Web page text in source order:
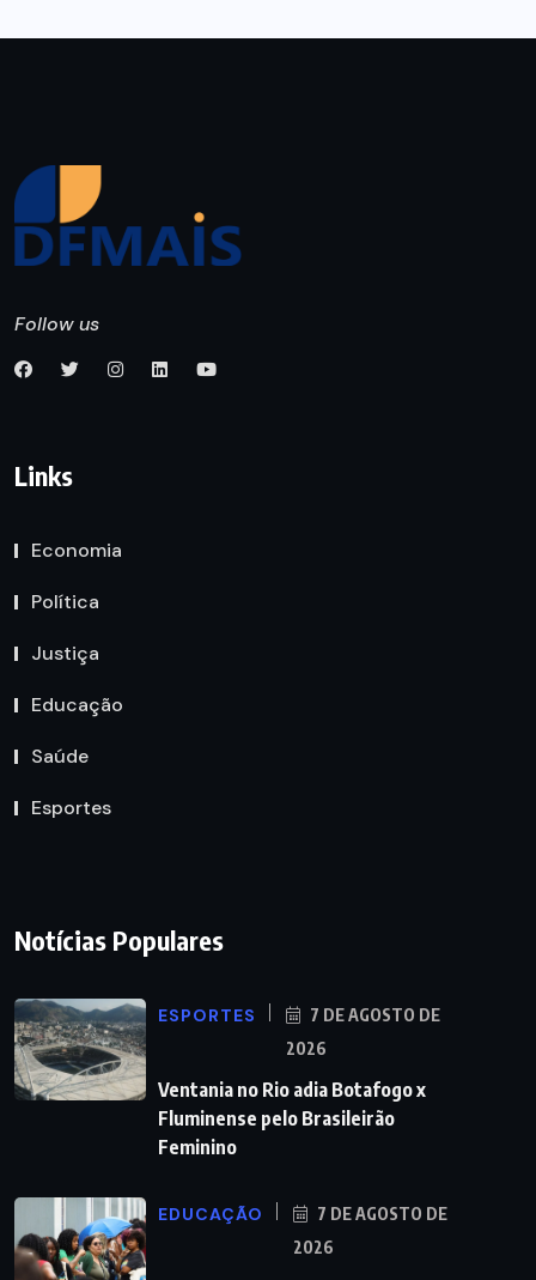
Follow us
Links
Economia
Política
Justiça
Educação
Saúde
Esportes
Notícias Populares
ESPORTES
7 DE AGOSTO DE
2026
Ventania no Rio adia Botafogo x
Fluminense pelo Brasileirão
Feminino
EDUCAÇÃO
7 DE AGOSTO DE
2026